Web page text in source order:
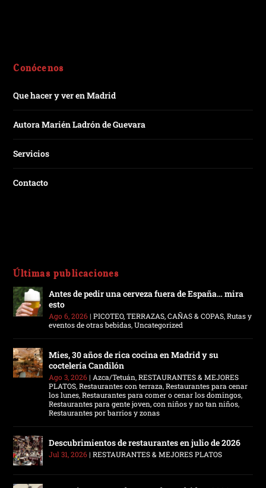
Conócenos
Que hacer y ver en Madrid
Autora Marién Ladrón de Guevara
Servicios
Contacto
Últimas publicaciones
Antes de pedir una cerveza fuera de España… mira
esto
Ago 6, 2026|PICOTEO, TERRAZAS, CAÑAS & COPAS,Rutas y
eventos de otras bebidas,Uncategorized
Mies, 30 años de rica cocina en Madrid y su
coctelería Candilón
Ago 3, 2026| Azca/Tetuán,RESTAURANTES & MEJORES
PLATOS,Restaurantes con terraza,Restaurantes para cenar
los lunes,Restaurantes para comer o cenar los domingos,
Restaurantes para gente joven, con niños y no tan niños,
Restaurantes por barrios y zonas
Descubrimientos de restaurantes en julio de 2026
Jul 31, 2026|RESTAURANTES & MEJORES PLATOS